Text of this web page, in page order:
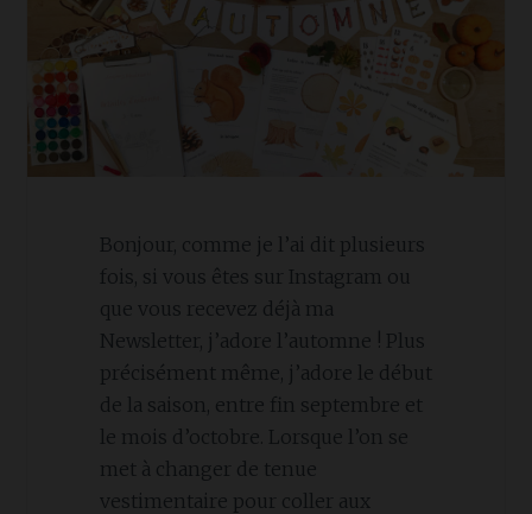
Bonjour, comme je l’ai dit plusieurs
fois, si vous êtes sur Instagram ou
que vous recevez déjà ma
Newsletter, j’adore l’automne ! Plus
précisément même, j’adore le début
de la saison, entre fin septembre et
le mois d’octobre. Lorsque l’on se
met à changer de tenue
vestimentaire pour coller aux